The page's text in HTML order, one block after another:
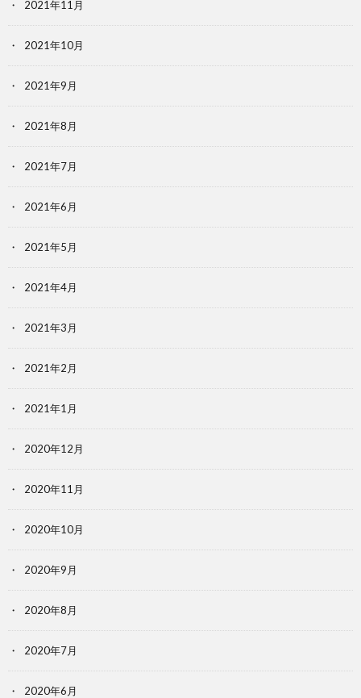
2021年11月
2021年10月
2021年9月
2021年8月
2021年7月
2021年6月
2021年5月
2021年4月
2021年3月
2021年2月
2021年1月
2020年12月
2020年11月
2020年10月
2020年9月
2020年8月
2020年7月
2020年6月